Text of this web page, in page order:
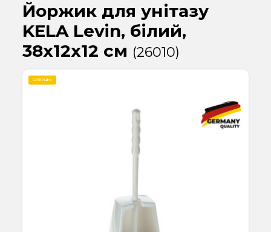
Йоржик для унітазу
KELA Levin, білий,
38х12х12 см (26010)
СУПЕРЦІНА